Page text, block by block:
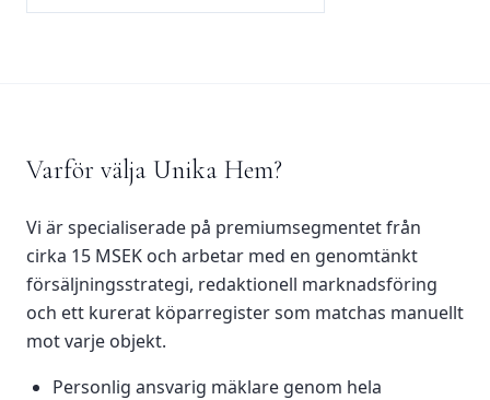
Varför välja Unika Hem?
Vi är specialiserade på premiumsegmentet från
cirka 15 MSEK och arbetar med en genomtänkt
försäljningsstrategi, redaktionell marknadsföring
och ett kurerat köparregister som matchas manuellt
mot varje objekt.
Personlig ansvarig mäklare genom hela